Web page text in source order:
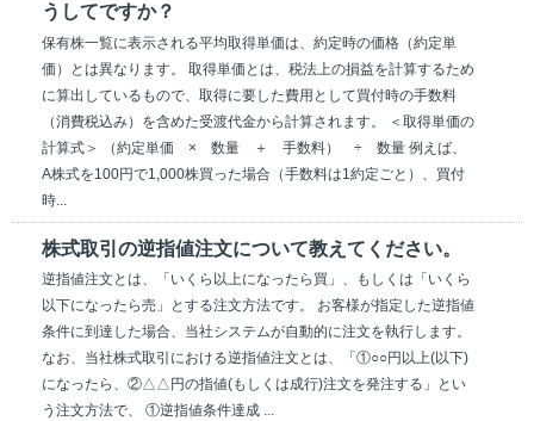
うしてですか？
保有株一覧に表示される平均取得単価は、約定時の価格（約定単
価）とは異なります。 取得単価とは、税法上の損益を計算するため
に算出しているもので、取得に要した費用として買付時の手数料
（消費税込み）を含めた受渡代金から計算されます。 ＜取得単価の
計算式＞ （約定単価 × 数量 ＋ 手数料） ÷ 数量 例えば、
A株式を100円で1,000株買った場合（手数料は1約定ごと）、買付
時...
株式取引の逆指値注文について教えてください。
逆指値注文とは、「いくら以上になったら買」、もしくは「いくら
以下になったら売」とする注文方法です。 お客様が指定した逆指値
条件に到達した場合、当社システムが自動的に注文を執行します。
なお、当社株式取引における逆指値注文とは、「①○○円以上(以下)
になったら、②△△円の指値(もしくは成行)注文を発注する」とい
う注文方法で、 ①逆指値条件達成 ...